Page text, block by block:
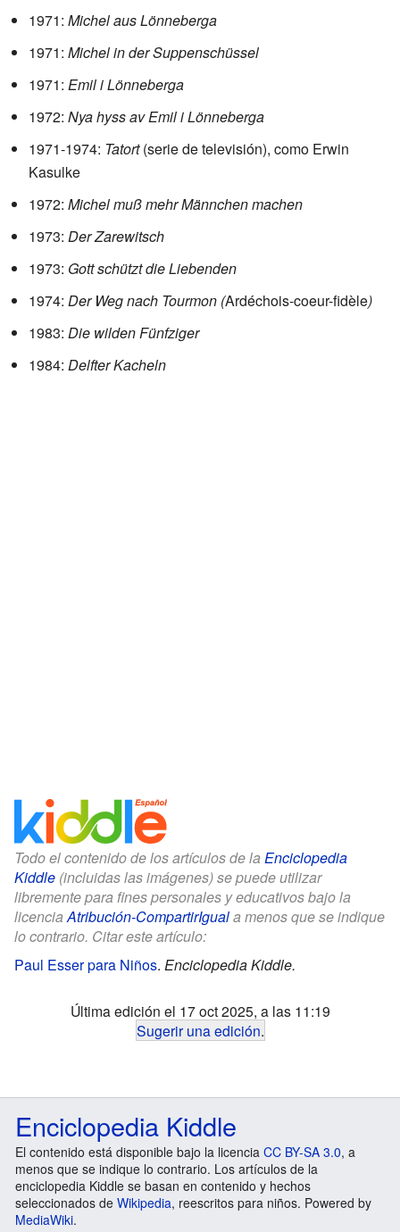
1971: Michel aus Lönneberga
1971: Michel in der Suppenschüssel
1971: Emil i Lönneberga
1972: Nya hyss av Emil i Lönneberga
1971-1974: Tatort(serie de televisión), como Erwin
Kasulke
1972: Michel muß mehr Männchen machen
1973: Der Zarewitsch
1973: Gott schützt die Liebenden
1974: Der Weg nach Tourmon (Ardéchois-coeur-fidèle)
1983: Die wilden Fünfziger
1984: Delfter Kacheln
Todo el contenido de los artículos de la Enciclopedia
Kiddle (incluidas las imágenes) se puede utilizar
libremente para fines personales y educativos bajo la
licenciaAtribución-CompartirIguala menos que se indique
lo contrario. Citar este artículo:
Paul Esser para Niños. Enciclopedia Kiddle.
Última edición el 17 oct 2025, a las 11:19
Sugerir una edición.
Enciclopedia Kiddle
El contenido está disponible bajo la licencia CC BY-SA 3.0, a
menos que se indique lo contrario. Los artículos de la
enciclopedia Kiddle se basan en contenido y hechos
seleccionados de Wikipedia, reescritos para niños. Powered by
MediaWiki.